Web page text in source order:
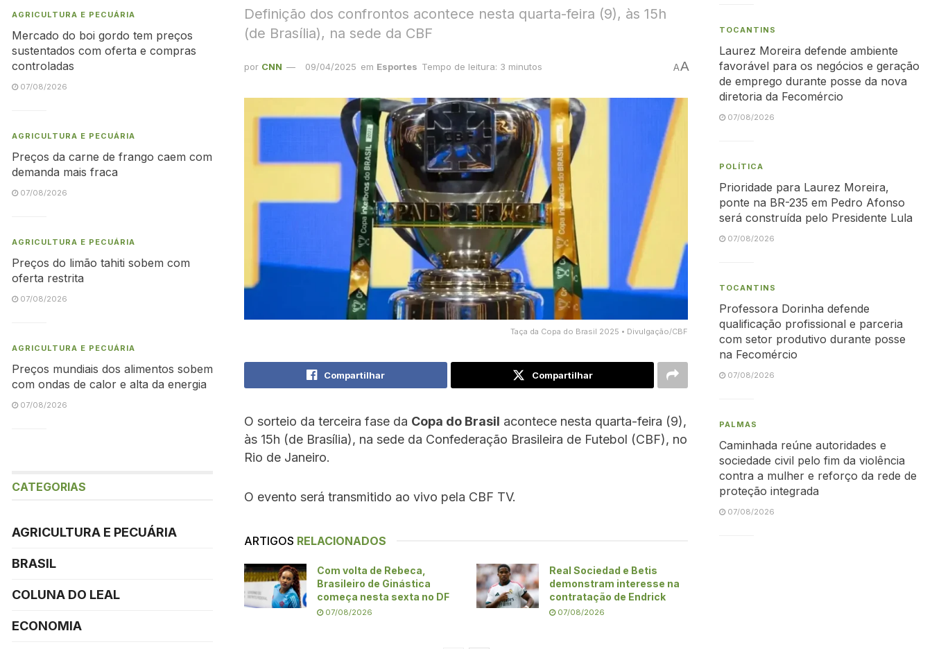
Definição dos confrontos acontece nesta quarta-feira (9), às 15h
(de Brasília), na sede da CBF
por CNN 09/04/2025 em Esportes Tempo de leitura: 3 minutos AA
Taça da Copa do Brasil 2025 • Divulgação/CBF
Compartilhar Compartilhar
O sorteio da terceira fase da Copa do Brasil acontece nesta quarta-feira (9),
às 15h (de Brasília), na sede da Confederação Brasileira de Futebol (CBF), no
Rio de Janeiro.
O evento será transmitido ao vivo pela CBF TV.
ARTIGOS RELACIONADOS
Com volta de Rebeca,
Brasileiro de Ginástica
começa nesta sexta no DF
07/08/2026
Real Sociedad e Betis
demonstram interesse na
contratação de Endrick
07/08/2026
AGRICULTURA E PECUÁRIA
Mercado do boi gordo tem preços
sustentados com oferta e compras
controladas
07/08/2026
AGRICULTURA E PECUÁRIA
Preços da carne de frango caem com
demanda mais fraca
07/08/2026
AGRICULTURA E PECUÁRIA
Preços do limão tahiti sobem com
oferta restrita
07/08/2026
AGRICULTURA E PECUÁRIA
Preços mundiais dos alimentos sobem
com ondas de calor e alta da energia
07/08/2026
CATEGORIAS
AGRICULTURA E PECUÁRIA
BRASIL
COLUNA DO LEAL
ECONOMIA
TOCANTINS
Laurez Moreira defende ambiente
favorável para os negócios e geração
de emprego durante posse da nova
diretoria da Fecomércio
07/08/2026
POLÍTICA
Prioridade para Laurez Moreira,
ponte na BR-235 em Pedro Afonso
será construída pelo Presidente Lula
07/08/2026
TOCANTINS
Professora Dorinha defende
qualificação profissional e parceria
com setor produtivo durante posse
na Fecomércio
07/08/2026
PALMAS
Caminhada reúne autoridades e
sociedade civil pelo fim da violência
contra a mulher e reforço da rede de
proteção integrada
07/08/2026